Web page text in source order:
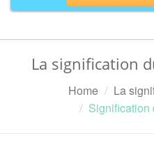
La signification
Home
La
Signification